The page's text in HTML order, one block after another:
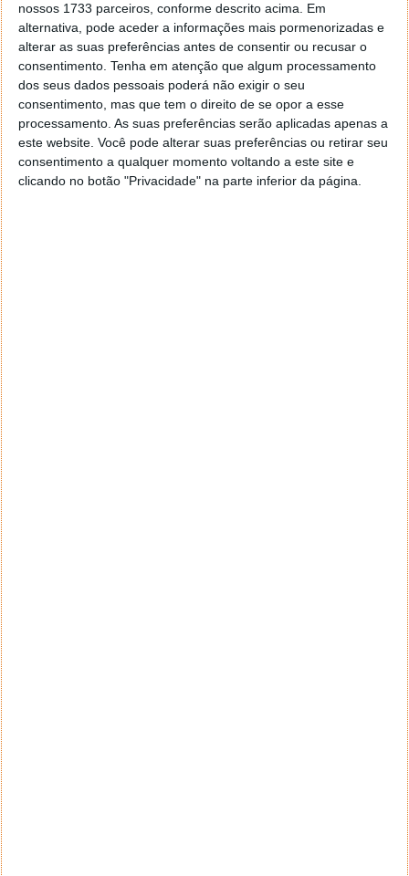
nossos 1733 parceiros, conforme descrito acima. Em
alternativa, pode aceder a informações mais pormenorizadas e
alterar as suas preferências antes de consentir ou recusar o
consentimento. Tenha em atenção que algum processamento
dos seus dados pessoais poderá não exigir o seu
consentimento, mas que tem o direito de se opor a esse
processamento. As suas preferências serão aplicadas apenas a
este website. Você pode alterar suas preferências ou retirar seu
consentimento a qualquer momento voltando a este site e
clicando no botão "Privacidade" na parte inferior da página.
questões incorrectamente. Em resposta à
pergunta "Quantos dependentes tem a seu
cargo?" o homem escreveu:
50.000 imigrantes ilegais,
10.000 drogados,
200.000 subsidio dependentes,
123 generais e almirantes,
13.000 criminosos nas prisões,